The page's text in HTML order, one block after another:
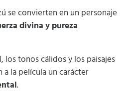
se convierten en un personaje
divina y pureza
los tonos cálidos y los paisajes
la película un carácter
.